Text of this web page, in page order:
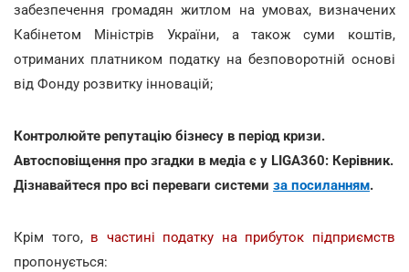
забезпечення громадян житлом на умовах, визначених
Кабінетом Міністрів України, а також суми коштів,
отриманих платником податку на безповоротній основі
від Фонду розвитку інновацій;
Контролюйте репутацію бізнесу в період кризи.
Автосповіщення про згадки в медіа є у LIGA360: Керівник.
Дізнавайтеся про всі переваги системи за посиланням.
Крім того,в частині податку на прибуток підприємств
пропонується: